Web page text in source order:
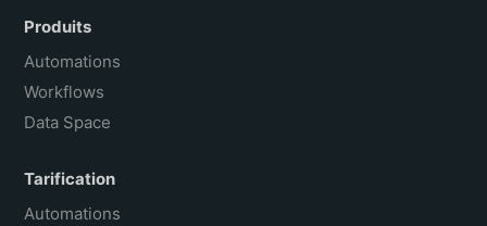
Español
Português do Brasil
Produits
Automations
Workflows
Data Space
Tarification
Automations